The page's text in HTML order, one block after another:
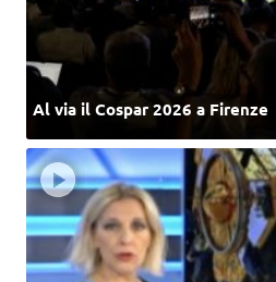
Al via il Cospar 2026 a Firenze